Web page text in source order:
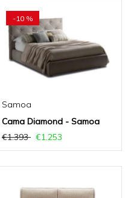
-10 %
Samoa
Cama Diamond - Samoa
€1.393
€1.253